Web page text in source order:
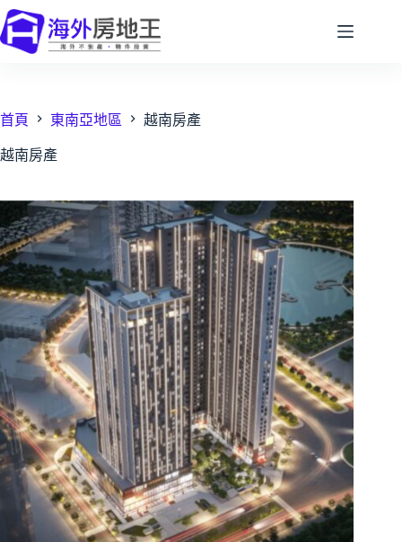
跳
至
容
首頁 東南亞地區 越南房產
越南房產